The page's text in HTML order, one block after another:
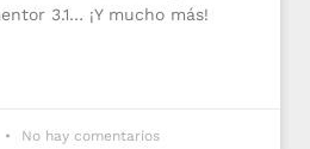
3.1… ¡Y mucho más!
No hay comentarios